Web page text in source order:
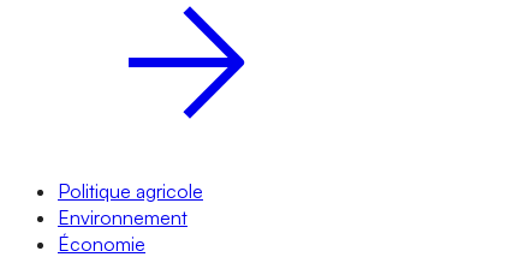
Politique agricole
Environnement
Économie